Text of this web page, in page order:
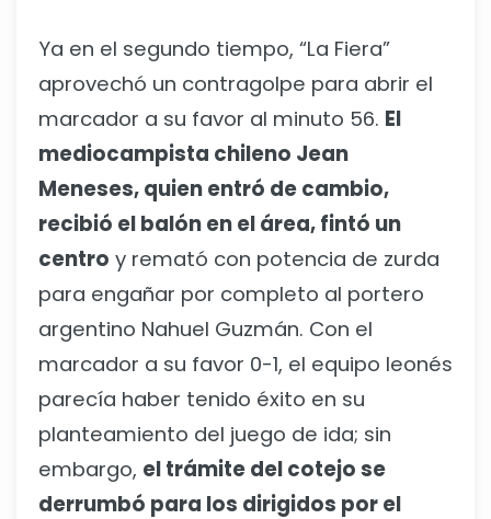
Ya en el segundo tiempo, “La Fiera”
aprovechó un contragolpe para abrir el
marcador a su favor al minuto 56. El
mediocampista chileno Jean
Meneses, quien entró de cambio,
recibió el balón en el área, fintó un
centro y remató con potencia de zurda
para engañar por completo al portero
argentino Nahuel Guzmán. Con el
marcador a su favor 0-1, el equipo leonés
parecía haber tenido éxito en su
planteamiento del juego de ida; sin
embargo, el trámite del cotejo se
derrumbó para los dirigidos por el